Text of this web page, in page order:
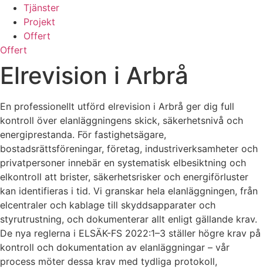
Tjänster
Projekt
Offert
Offert
Elrevision i Arbrå
En professionellt utförd elrevision i Arbrå ger dig full
kontroll över elanläggningens skick, säkerhetsnivå och
energiprestanda. För fastighetsägare,
bostadsrättsföreningar, företag, industriverksamheter och
privatpersoner innebär en systematisk elbesiktning och
elkontroll att brister, säkerhetsrisker och energiförluster
kan identifieras i tid. Vi granskar hela elanläggningen, från
elcentraler och kablage till skyddsapparater och
styrutrustning, och dokumenterar allt enligt gällande krav.
De nya reglerna i ELSÄK-FS 2022:1–3 ställer högre krav på
kontroll och dokumentation av elanläggningar – vår
process möter dessa krav med tydliga protokoll,